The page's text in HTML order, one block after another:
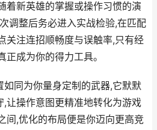
着新英雄的掌握或操作习惯的演
调整后务必进入实战检验,在匹配
关注连招顺畅度与误触率,只有经
成为你的得力工具。
同为你量身定制的武器,它默默
,让操作意图更精准地转化为游戏
间,优化的布局便是你迈向更高竞